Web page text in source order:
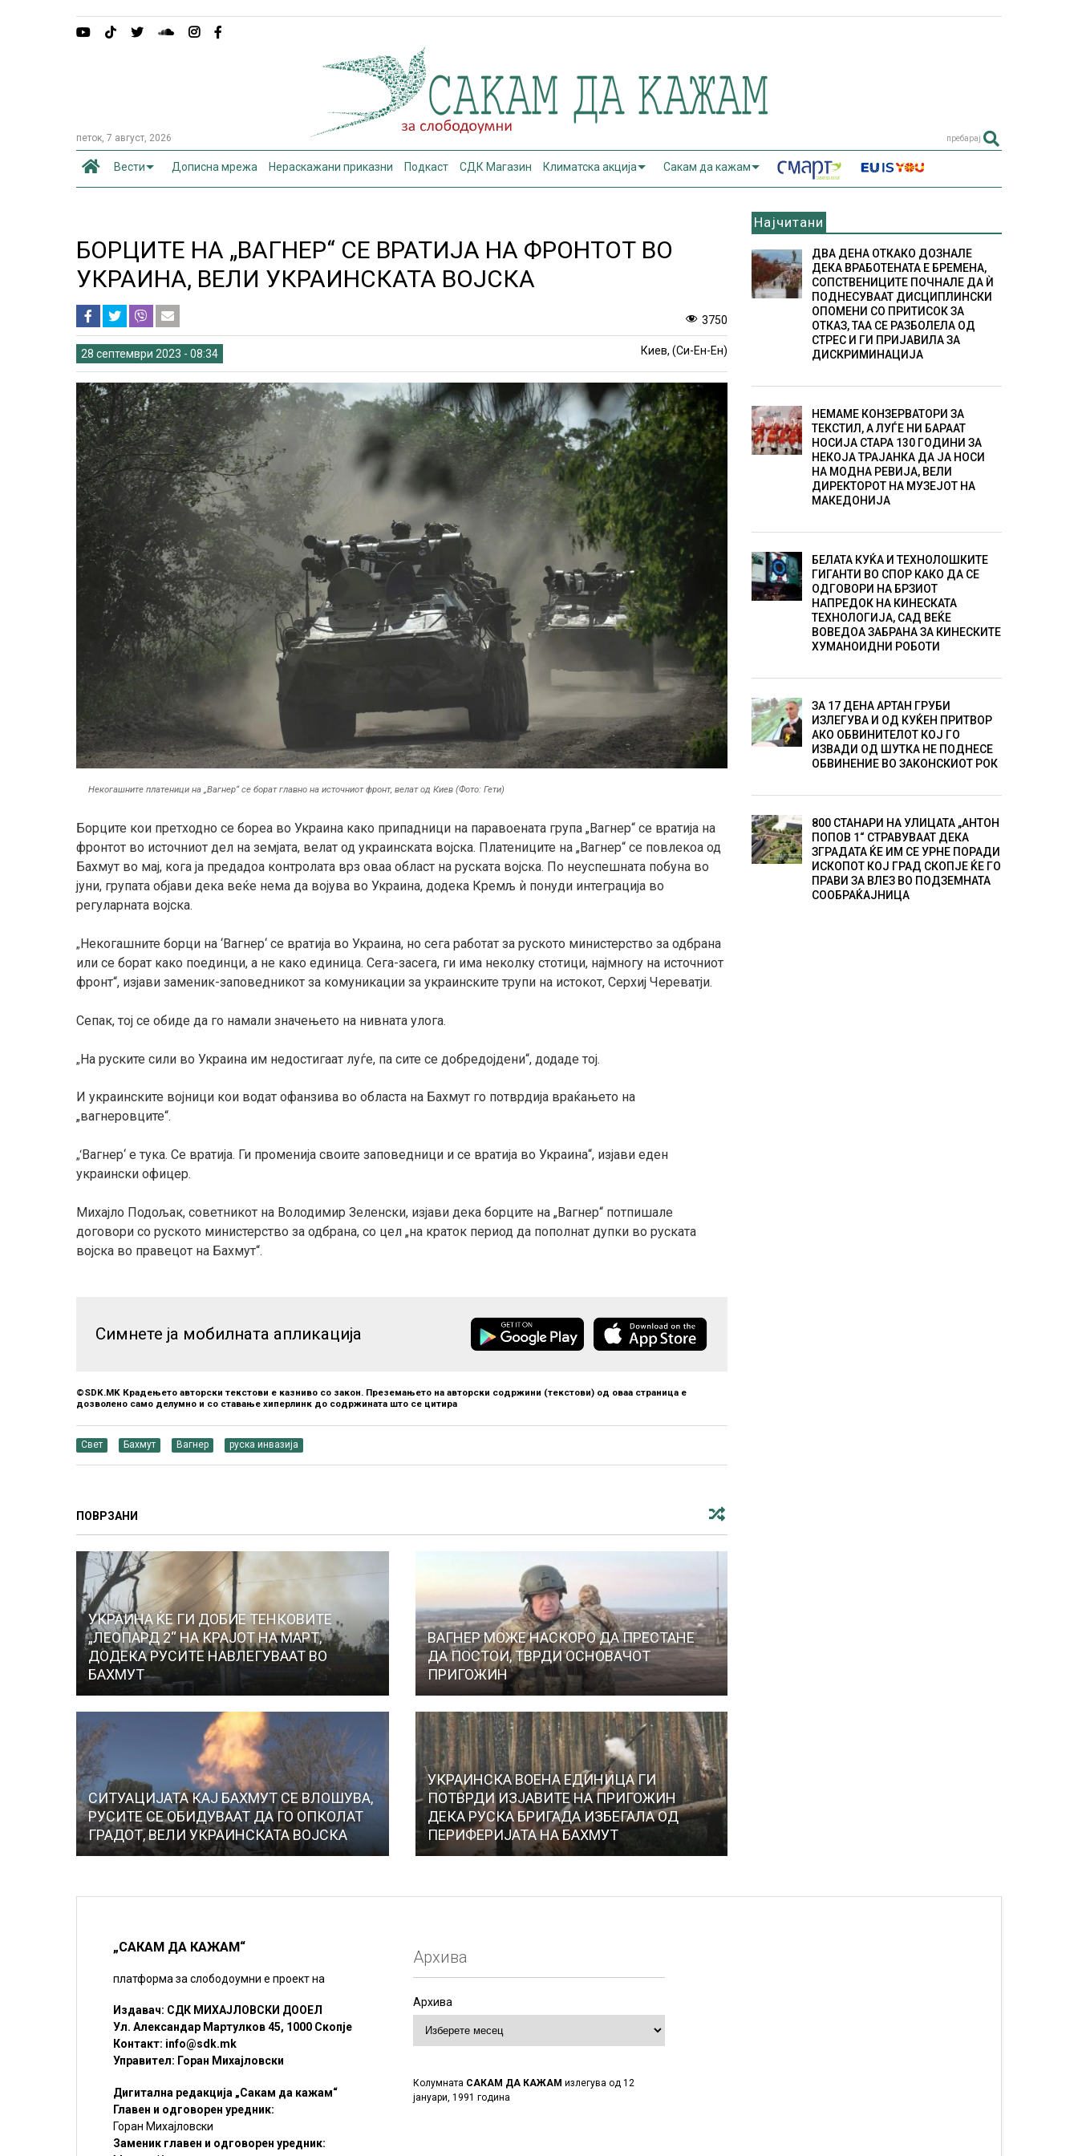
петок, 7 август, 2026 пребарај
Вести Дописна мрежа Нераскажани приказни Подкаст СДК Магазин Климатска акција Сакам да кажам
БОРЦИТЕ НА „ВАГНЕР“ СЕ ВРАТИЈА НА ФРОНТОТ ВО
УКРАИНА, ВЕЛИ УКРАИНСКАТА ВОЈСКА
3750
28 септември 2023 - 08:34 Киев, (Си-Ен-Ен)
Некогашните платеници на „Вагнер“ се борат главно на источниот фронт, велат од Киев (Фото: Гети)
Борците кои претходно се бореа во Украина како припадници на паравоената група „Вагнер“ се вратија на
фронтот во источниот дел на земјата, велат од украинската војска. Платениците на „Вагнер“ се повлекоа од
Бахмут во мај, кога ја предадоа контролата врз оваа област на руската војска. По неуспешната побуна во
јуни, групата објави дека веќе нема да војува во Украина, додека Кремљ ѝ понуди интеграција во
регуларната војска.
„Некогашните борци на ‘Вагнер‘ се вратија во Украина, но сега работат за руското министерство за одбрана
или се борат како поединци, а не како единица. Сега-засега, ги има неколку стотици, најмногу на источниот
фронт“, изјави заменик-заповедникот за комуникации за украинските трупи на истокот, Серхиј Череватји.
Сепак, тој се обиде да го намали значењето на нивната улога.
„На руските сили во Украина им недостигаат луѓе, па сите се добредојдени“, додаде тој.
И украинските војници кои водат офанзива во областа на Бахмут го потврдија враќањето на
„вагнеровците“.
„‘Вагнер‘ е тука. Се вратија. Ги променија своите заповедници и се вратија во Украина“, изјави еден
украински офицер.
Михајло Подољак, советникот на Володимир Зеленски, изјави дека борците на „Вагнер“ потпишале
договори со руското министерство за одбрана, со цел „на краток период да пополнат дупки во руската
војска во правецот на Бахмут“.
Симнете ја мобилната апликација
©SDK.MK Крадењето авторски текстови е казниво со закон. Преземањето на авторски содржини (текстови) од оваа страница е
дозволено само делумно и со ставање хиперлинк до содржината што се цитира
Свет Бахмут Вагнер руска инвазија
ПОВРЗАНИ
УКРАИНА ЌЕ ГИ ДОБИЕ ТЕНКОВИТЕ
„ЛЕОПАРД 2“ НА КРАЈОТ НА МАРТ,
ДОДЕКА РУСИТЕ НАВЛЕГУВААТ ВО
БАХМУТ
ВАГНЕР МОЖЕ НАСКОРО ДА ПРЕСТАНЕ
ДА ПОСТОИ, ТВРДИ ОСНОВАЧОТ
ПРИГОЖИН
СИТУАЦИЈАТА КАЈ БАХМУТ СЕ ВЛОШУВА,
РУСИТЕ СЕ ОБИДУВААТ ДА ГО ОПКОЛАТ
ГРАДОТ, ВЕЛИ УКРАИНСКАТА ВОЈСКА
УКРАИНСКА ВОЕНА ЕДИНИЦА ГИ
ПОТВРДИ ИЗЈАВИТЕ НА ПРИГОЖИН
ДЕКА РУСКА БРИГАДА ИЗБЕГАЛА ОД
ПЕРИФЕРИЈАТА НА БАХМУТ
Најчитани
ДВА ДЕНА ОТКАКО ДОЗНАЛЕ
ДЕКА ВРАБОТЕНАТА Е БРЕМЕНА,
СОПСТВЕНИЦИТЕ ПОЧНАЛЕ ДА Ѝ
ПОДНЕСУВААТ ДИСЦИПЛИНСКИ
ОПОМЕНИ СО ПРИТИСОК ЗА
ОТКАЗ, ТАА СЕ РАЗБОЛЕЛА ОД
СТРЕС И ГИ ПРИЈАВИЛА ЗА
ДИСКРИМИНАЦИЈА
НЕМАМЕ КОНЗЕРВАТОРИ ЗА
ТЕКСТИЛ, А ЛУЃЕ НИ БАРААТ
НОСИЈА СТАРА 130 ГОДИНИ ЗА
НЕКОЈА ТРАЈАНКА ДА ЈА НОСИ
НА МОДНА РЕВИЈА, ВЕЛИ
ДИРЕКТОРОТ НА МУЗЕЈОТ НА
МАКЕДОНИЈА
БЕЛАТА КУЌА И ТЕХНОЛОШКИТЕ
ГИГАНТИ ВО СПОР КАКО ДА СЕ
ОДГОВОРИ НА БРЗИОТ
НАПРЕДОК НА КИНЕСКАТА
ТЕХНОЛОГИЈА, САД ВЕЌЕ
ВОВЕДОА ЗАБРАНА ЗА КИНЕСКИТЕ
ХУМАНОИДНИ РОБОТИ
ЗА 17 ДЕНА АРТАН ГРУБИ
ИЗЛЕГУВА И ОД КУЌЕН ПРИТВОР
АКО ОБВИНИТЕЛОТ КОЈ ГО
ИЗВАДИ ОД ШУТКА НЕ ПОДНЕСЕ
ОБВИНЕНИЕ ВО ЗАКОНСКИОТ РОК
800 СТАНАРИ НА УЛИЦАТА „АНТОН
ПОПОВ 1“ СТРАВУВААТ ДЕКА
ЗГРАДАТА ЌЕ ИМ СЕ УРНЕ ПОРАДИ
ИСКОПОТ КОЈ ГРАД СКОПЈЕ ЌЕ ГО
ПРАВИ ЗА ВЛЕЗ ВО ПОДЗЕМНАТА
СООБРАЌАЈНИЦА
„САКАМ ДА КАЖАМ“
платформа за слободоумни е проект на
Издавач: СДК МИХАЈЛОВСКИ ДООЕЛ
Ул. Александар Мартулков 45, 1000 Скопје
Контакт: info@sdk.mk
Управител: Горан Михајловски
Дигитална редакција „Сакам да кажам“
Главен и одговорен уредник:
Горан Михајловски
Заменик главен и одговорен уредник:
Архива
Архива
Колумната САКАМ ДА КАЖАМ излегува од 12
јануари, 1991 година